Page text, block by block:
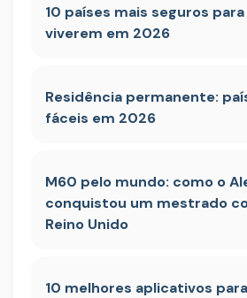
10 países mais seguros
viverem em 2026
Residência permanente:
fáceis em 2026
M60 pelo mundo: como o
conquistou um mestrado
Reino Unido
10 melhores aplicativos